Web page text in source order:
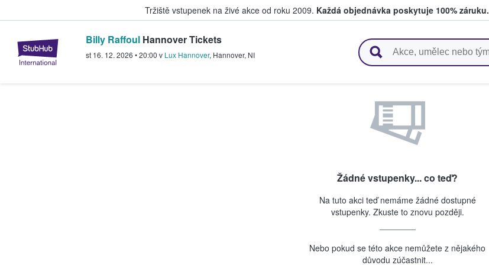
Tržiště vstupenek na živé akce od roku 2009. Každá objednávka poskytuje 100% záruku.
StubHub – Místo, kde fanoušci kupují a prodávají vstupenky
Billy Raffoul Hannover Tickets
st 16. 12. 2026 •20:00 v Lux Hannover, Hannover, NI
Žádné vstupenky... co teď?
Na tuto akci teď nemáme žádné dostupné
vstupenky. Zkuste to znovu později.
Nebo pokud se této akce nemůžete z nějakého
důvodu zúčastnit...